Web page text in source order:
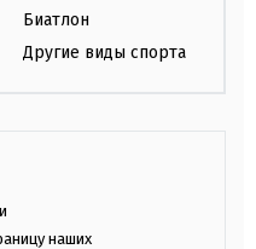
Биатлон
Другие виды спорта
наших